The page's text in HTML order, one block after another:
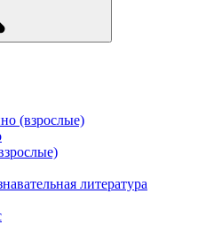
(взрослые)
литература